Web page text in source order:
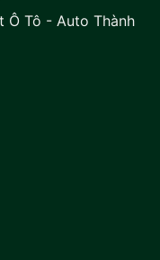
Ô Tô - Auto Thành